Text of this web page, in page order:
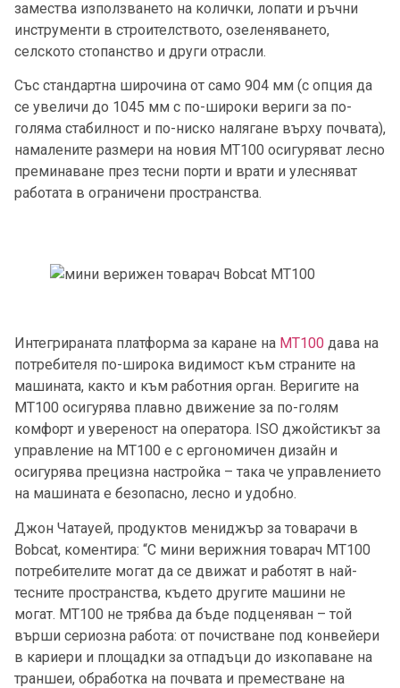
замества използването на колички, лопати и ръчни
инструменти в строителството, озеленяването,
селското стопанство и други отрасли.
Със стандартна широчина от само 904 мм (с опция да
се увеличи до 1045 мм с по-широки вериги за по-
голяма стабилност и по-ниско налягане върху почвата),
намалените размери на новия MT100 осигуряват лесно
преминаване през тесни порти и врати и улесняват
работата в ограничени пространства.
Интегрираната платформа за каране на MT100 дава на
потребителя по-широка видимост към страните на
машината, както и към работния орган. Веригите на
MT100 осигурява плавно движение за по-голям
комфорт и увереност на оператора. ISO джойстикът за
управление на MT100 е с ергономичен дизайн и
осигурява прецизна настройка – така че управлението
на машината е безопасно, лесно и удобно.
Джон Чатауей, продуктов мениджър за товарачи в
Bobcat, коментира: “С мини верижния товарач MT100
потребителите могат да се движат и работят в най-
тесните пространства, където другите машини не
могат. MT100 не трябва да бъде подценяван – той
върши сериозна работа: от почистване под конвейери
в кариери и площадки за отпадъци до изкопаване на
траншеи, обработка на почвата и преместване на